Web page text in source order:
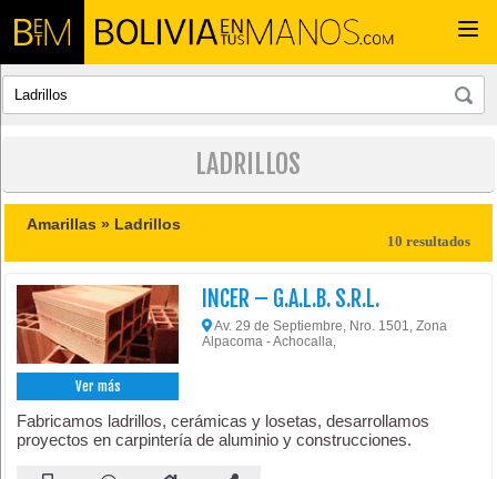
LADRILLOS
Amarillas » Ladrillos
10 resultados
Ver más
INCER – G.A.L.B. S.R.L.
Av. 29 de Septiembre, Nro. 1501, Zona
Alpacoma - Achocalla,
Fabricamos ladrillos, cerámicas y losetas, desarrollamos
proyectos en carpintería de aluminio y construcciones.